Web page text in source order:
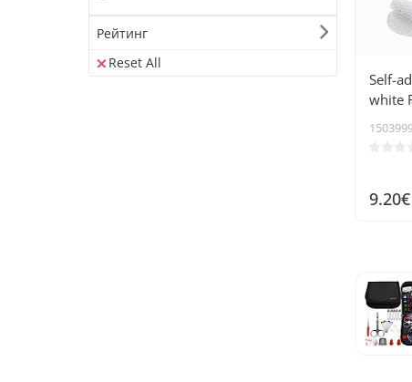
Рейтинг
Reset All
Self-
white
9.20€